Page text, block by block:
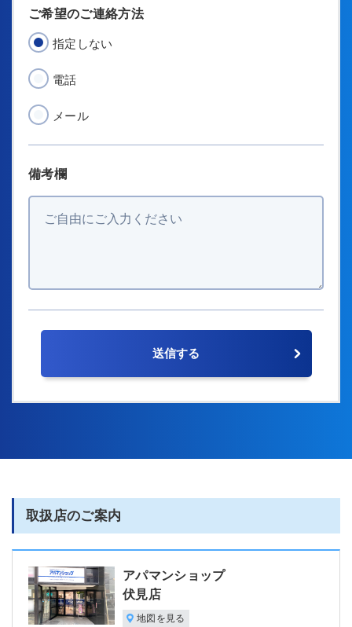
取扱店のご案内
アパマンショップ
伏見店
地図を見る